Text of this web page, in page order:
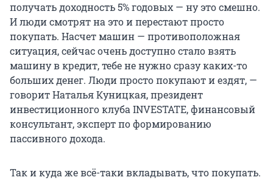
получать доходность 5% годовых — ну это смешно.
И люди смотрят на это и перестают просто
покупать. Насчет машин — противоположная
ситуация, сейчас очень доступно стало взять
машину в кредит, тебе не нужно сразу каких-то
больших денег. Люди просто покупают и ездят, —
говорит Наталья Куницкая, президент
инвестиционного клуба INVESTATE, финансовый
консультант, эксперт по формированию
пассивного дохода.
Так и куда же всё-таки вкладывать, что покупать.